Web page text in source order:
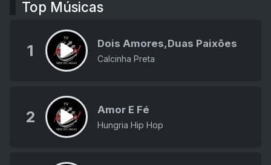
Top Músicas
1 Dois Amores,Duas Paixões
Calcinha Preta
2 Amor E Fé
Hungria Hip Hop